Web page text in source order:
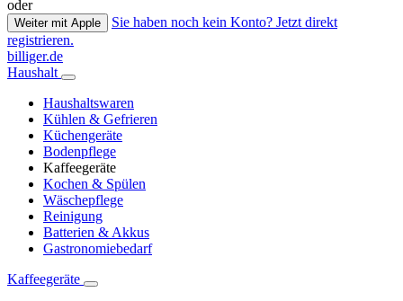
oder
Weiter mit Apple
Sie haben noch kein Konto? Jetzt direkt
registrieren.
billiger.de
Haushalt
Haushaltswaren
Kühlen & Gefrieren
Küchengeräte
Bodenpflege
Kaffeegeräte
Kochen & Spülen
Wäschepflege
Reinigung
Batterien & Akkus
Gastronomiebedarf
Kaffeegeräte